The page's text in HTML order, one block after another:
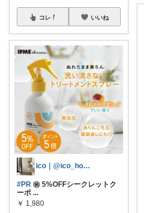
コレ いいね
ico｜@ico_home.dh
#PR ㊙️ 5%OFFシークレットク
ーポ ...
￥ 1,980